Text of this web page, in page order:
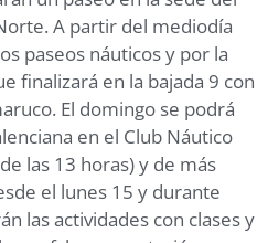
A partir del mediodía
paseos náuticos y por la
finalizará en la bajada 9 con
El domingo se podrá
en el Club Náutico
las 13 horas) y de más
el lunes 15 y durante
las actividades con clases y